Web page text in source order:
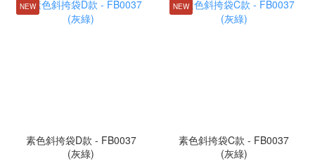
NEW
素色斜挎袋D款 - FB0037
(灰綠)
NEW
素色斜挎袋C款 - FB0037
(灰綠)